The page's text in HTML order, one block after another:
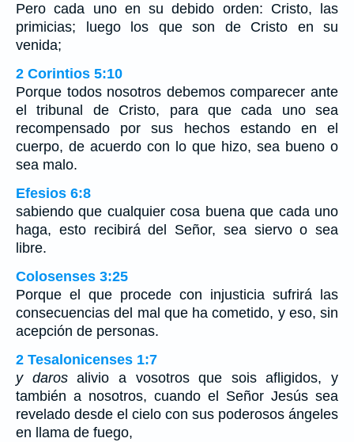
Pero cada uno en su debido orden: Cristo, las
primicias; luego los que son de Cristo en su
venida;
2 Corintios 5:10
Porque todos nosotros debemos comparecer ante
el tribunal de Cristo, para que cada uno sea
recompensado por sus hechos estando en el
cuerpo, de acuerdo con lo que hizo, sea bueno o
sea malo.
Efesios 6:8
sabiendo que cualquier cosa buena que cada uno
haga, esto recibirá del Señor, sea siervo o sea
libre.
Colosenses 3:25
Porque el que procede con injusticia sufrirá las
consecuencias del mal que ha cometido, y eso, sin
acepción de personas.
2 Tesalonicenses 1:7
y darosalivio a vosotros que sois afligidos, y
también a nosotros, cuando el Señor Jesús sea
revelado desde el cielo con sus poderosos ángeles
en llama de fuego,